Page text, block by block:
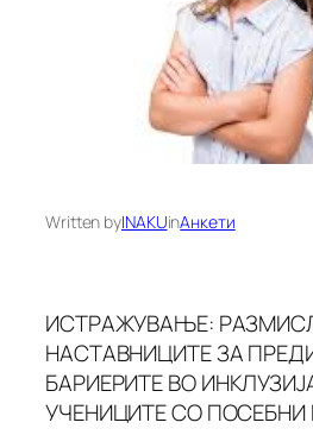
Written byINAKUinАнкети
ИСТРАЖУВАЊЕ:
НАСТАВНИЦИТЕ ЗА
БАРИЕРИТЕ ВО
УЧЕНИЦИТЕ СО ПОСЕБНИ